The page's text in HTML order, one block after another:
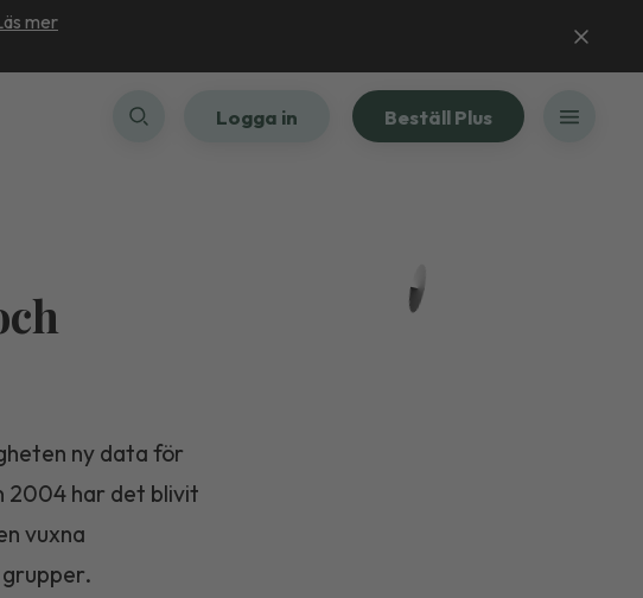
mer
Logga in Beställ Plus
ny data för
2004 har det blivit
vuxna